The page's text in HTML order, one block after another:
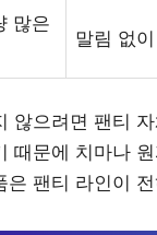
많은
말림 없
않으려면 팬티
때문에 치마나
은 팬티 라인이